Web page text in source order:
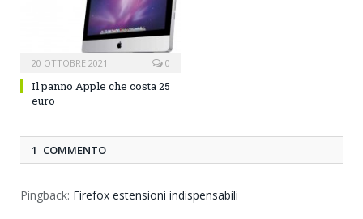
20 OTTOBRE 2021 0
Il panno Apple che costa 25
euro
1 COMMENTO
Pingback: Firefox estensioni indispensabili